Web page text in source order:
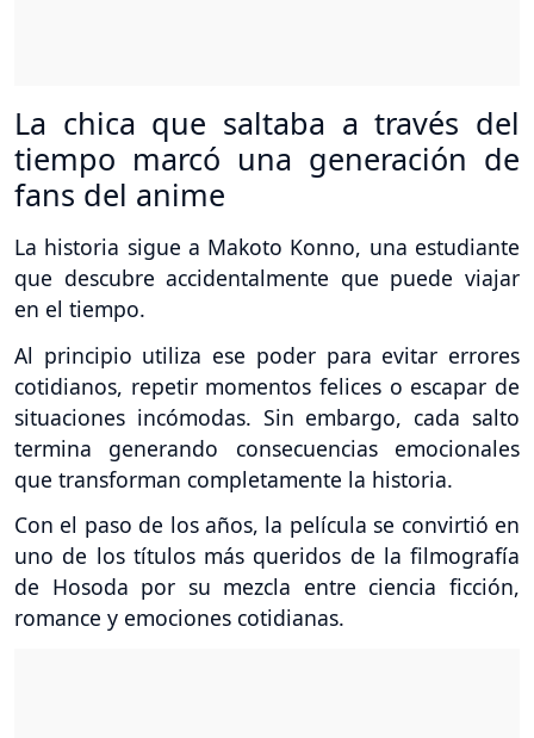
La chica que saltaba a través del
tiempo marcó una generación de
fans del anime
La historia sigue a Makoto Konno, una estudiante
que descubre accidentalmente que puede viajar
en el tiempo.
Al principio utiliza ese poder para evitar errores
cotidianos, repetir momentos felices o escapar de
situaciones incómodas. Sin embargo, cada salto
termina generando consecuencias emocionales
que transforman completamente la historia.
Con el paso de los años, la película se convirtió en
uno de los títulos más queridos de la filmografía
de Hosoda por su mezcla entre ciencia ficción,
romance y emociones cotidianas.